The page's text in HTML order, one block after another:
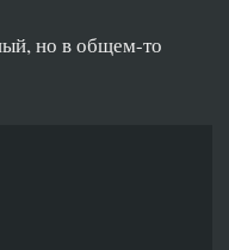
но в общем-то